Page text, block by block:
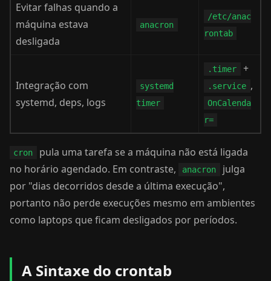
Evitar falhas quando a
máquina estava
desligada
anacron
/etc/anac
rontab
Integração com
systemd, deps, logs
systemd
timer
.timer +
.service ,
OnCalenda
r=
cron
pula uma tarefa se a máquina não está ligada
no horário agendado. Em contraste,
anacron
julga
por "dias decorridos desde a última execução",
portanto não perde execuções mesmo em ambientes
como laptops que ficam desligados por períodos.
A Sintaxe do crontab